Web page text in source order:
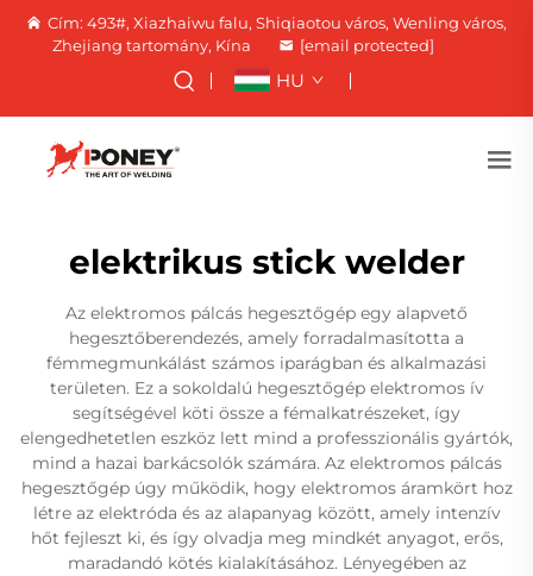
Cím: 493#, Xiazhaiwu falu, Shiqiaotou város, Wenling város,
Zhejiang tartomány, Kína
[email protected]
HU
elektrikus stick welder
Az elektromos pálcás hegesztőgép egy alapvető
hegesztőberendezés, amely forradalmasította a
fémmegmunkálást számos iparágban és alkalmazási
területen. Ez a sokoldalú hegesztőgép elektromos ív
segítségével köti össze a fémalkatrészeket, így
elengedhetetlen eszköz lett mind a professzionális gyártók,
mind a hazai barkácsolók számára. Az elektromos pálcás
hegesztőgép úgy működik, hogy elektromos áramkört hoz
létre az elektróda és az alapanyag között, amely intenzív
hőt fejleszt ki, és így olvadja meg mindkét anyagot, erős,
maradandó kötés kialakításához. Lényegében az